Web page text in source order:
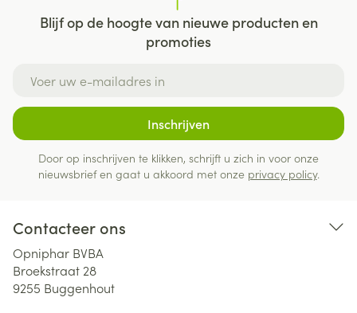
Blijf op de hoogte van nieuwe producten en
promoties
Inschrijven
Door op inschrijven te klikken, schrijft u zich in voor onze
nieuwsbrief en gaat u akkoord met onze privacy policy.
Contacteer ons
Opniphar BVBA
Broekstraat 28
9255 Buggenhout